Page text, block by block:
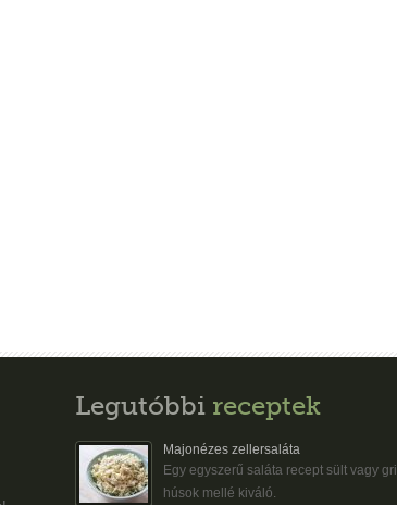
Legutóbbi receptek
Majonézes zellersaláta
Egy egyszerű saláta recept sült vagy grill
húsok mellé kiváló.